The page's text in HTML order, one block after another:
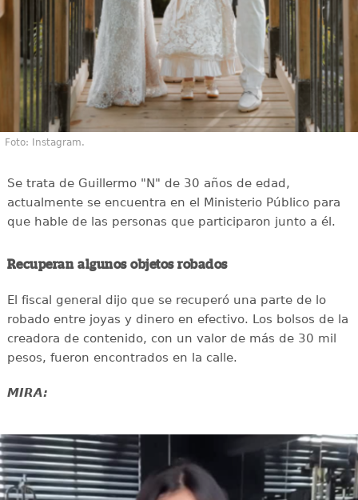
Foto: Instagram.
Se trata de Guillermo "N" de 30 años de edad,
actualmente se encuentra en el Ministerio Público para
que hable de las personas que participaron junto a él.
Recuperan algunos objetos robados
El fiscal general dijo que se recuperó una parte de lo
robado entre joyas y dinero en efectivo. Los bolsos de la
creadora de contenido, con un valor de más de 30 mil
pesos, fueron encontrados en la calle.
MIRA: